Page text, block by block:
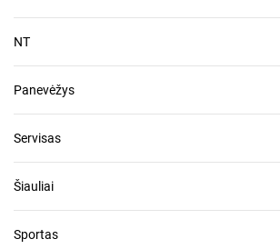
NT
Panevėžys
Servisas
Šiauliai
Sportas